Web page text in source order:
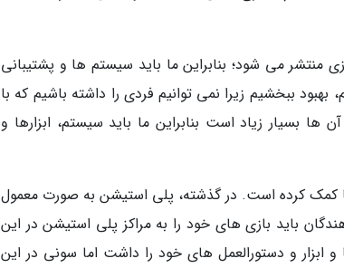
منتشر می شود؛ بنابراین ما باید سیستم ها و پشتیبانی
ببخشیم زیرا نمی توانیم فردی را داشته باشیم که با
بسیار زیاد است بنابراین ما باید سیستم، ابزارها و
از سال 2019 در این امر به آن ها کمک کرده است. در گذشته، پلی استیشن به صورت معمول
باید بازی های خود را به مراکز پلی استیشن در این
ابزار و دستورالعمل های خود را داشت اما سونی در این